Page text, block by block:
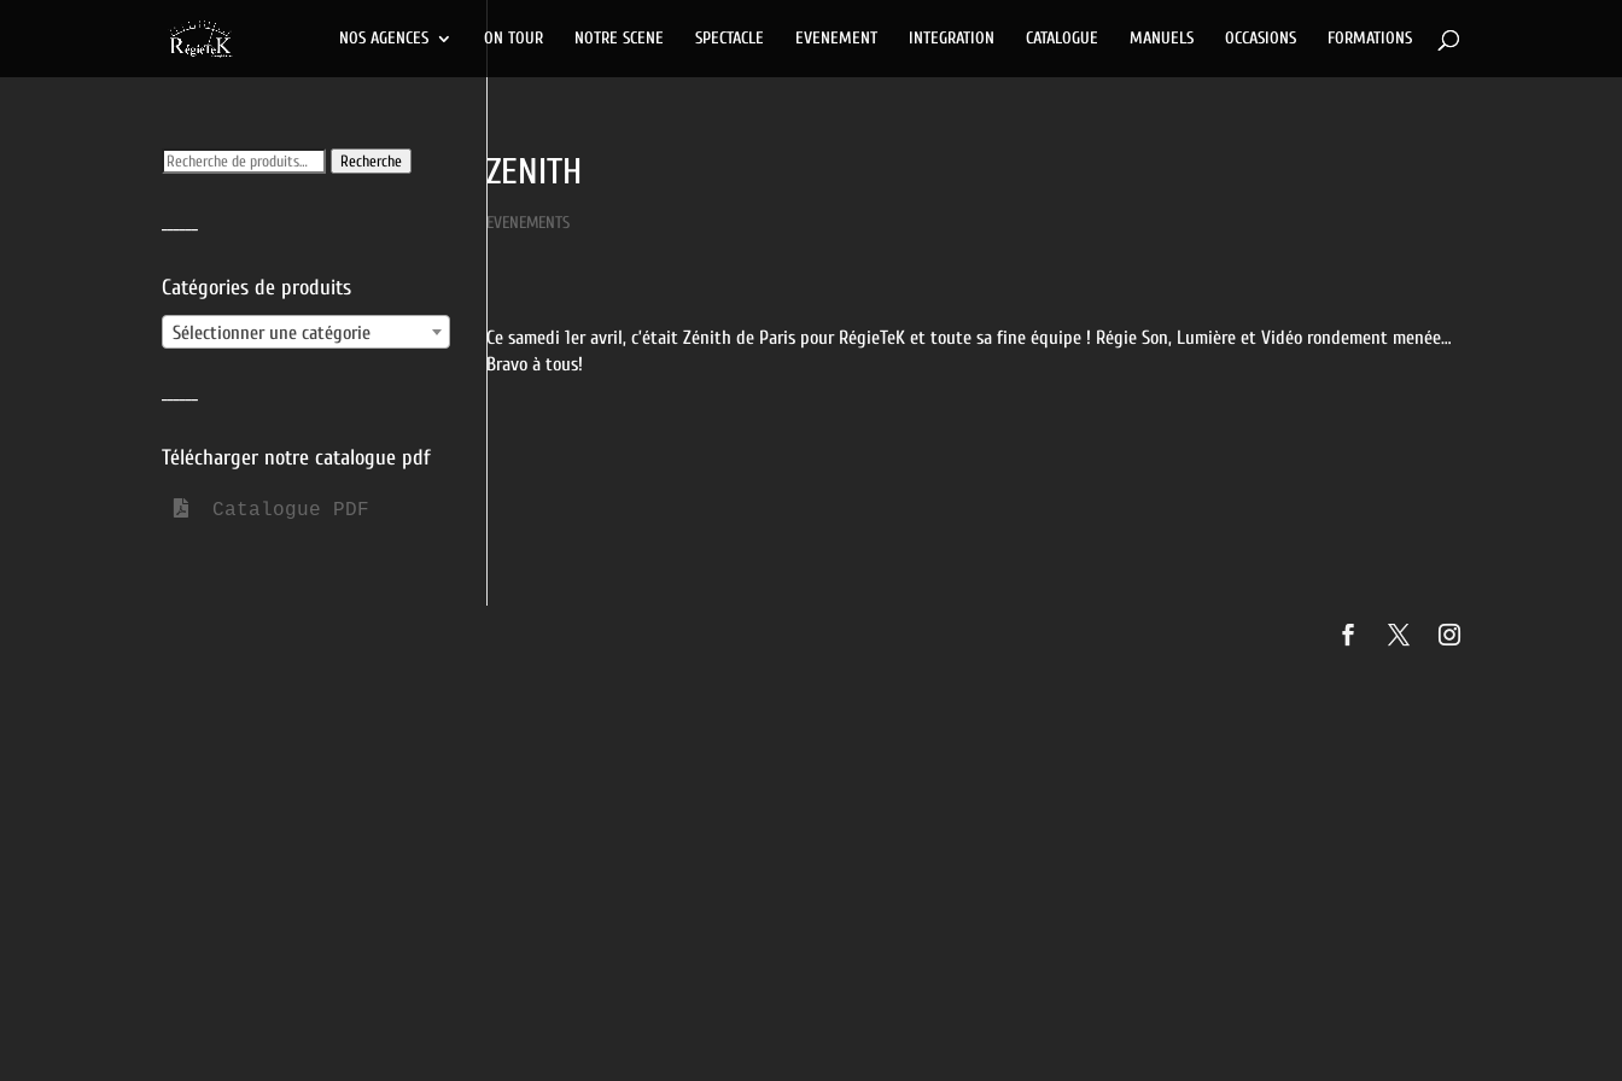
NOS AGENCES ON TOUR NOTRE SCENE SPECTACLE EVENEMENT INTEGRATION CATALOGUE MANUELS OCCASIONS FORMATIONS
ZENITH
EVENEMENTS
Ce samedi 1er avril, c’était Zénith de Paris pour RégieTeK et toute sa fine équipe ! Régie Son, Lumière et Vidéo rondement menée…
Bravo à tous!
Recherche
Recherche
Catégories de produits
Sélectionner une catégorie
Télécharger notre catalogue pdf
  Catalogue PDF